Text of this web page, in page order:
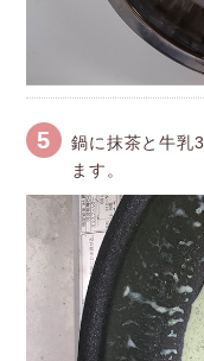
5
鍋に抹茶と牛乳
ます。